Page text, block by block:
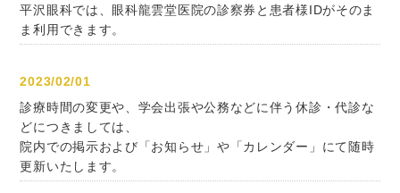
平沢眼科では、眼科龍雲堂医院の診察券と患者様IDがそのま
ま利用できます。
2023/02/01
診療時間の変更や、学会出張や公務などに伴う休診・代診な
どにつきましては、
院内での掲示および「お知らせ」や「カレンダー」にて随時
更新いたします。